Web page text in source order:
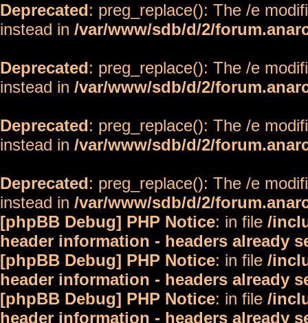
Deprecated: preg_replace(): The /e
instead in /var/www/sdb/d/2/
Deprecated: preg_replace(): The /e
instead in /var/www/sdb/d/2/
Deprecated: preg_replace(): The /e
instead in /var/www/sdb/d/2/
Deprecated: preg_replace(): The /e
instead in /var/www/sdb/d/2/
[phpBB Debug] PHP Notice: in file /
header information - headers already
[phpBB Debug] PHP Notice: in file /
header information - headers already
[phpBB Debug] PHP Notice: in file /
header information - headers already